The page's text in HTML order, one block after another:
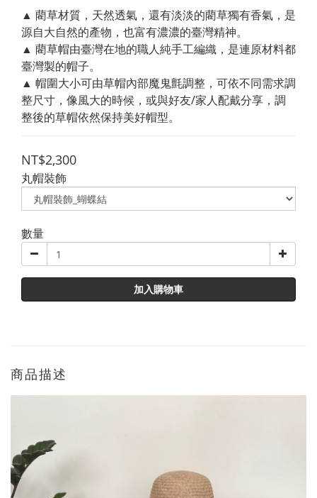
▲ 藺草材質，天然透氣，還有淡淡的藺草獨有香氣，是
源自大自然的產物，也富有濃濃的臺灣精神。
▲ 藺草帽由臺灣在地的職人純手工編織，是連原材料都
臺灣製的帽子。
▲ 帽圍大小可由草帽內部魔鬼氈調整，可依不同需求調
整尺寸，像風大的時候，或與好友/家人配戴分享，調
整後的草帽依然保持美好帽型。
NT$2,300
丸帽裝飾
數量
加入購物車
商品描述